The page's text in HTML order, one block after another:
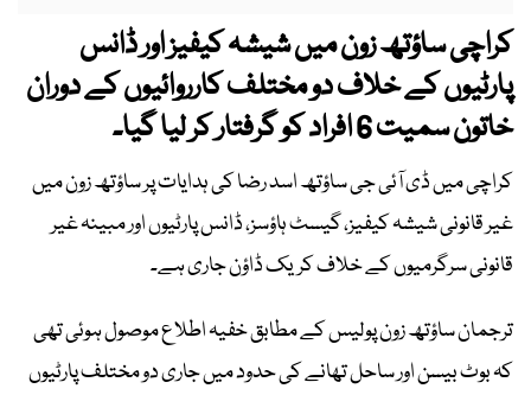
کراچی ساؤتھ زون میں شیشہ کیفیز اور ڈانس
پارٹیوں کے خلاف دو مختلف کارروائیوں کے دوران
خاتون سمیت 6 افراد کو گرفتار کر لیا گیا۔
کراچی میں ڈی آئی جی ساؤتھ اسد رضا کی ہدایات پر ساؤتھ زون میں
غیر قانونی شیشہ کیفیز، گیسٹ ہاؤسز، ڈانس پارٹیوں اور مبینہ غیر
قانونی سرگرمیوں کے خلاف کریک ڈاؤن جاری ہے۔
ترجمان ساؤتھ زون پولیس کے مطابق خفیہ اطلاع موصول ہوئی تھی
کہ بوٹ بیسن اور ساحل تھانے کی حدود میں جاری دو مختلف پارٹیوں